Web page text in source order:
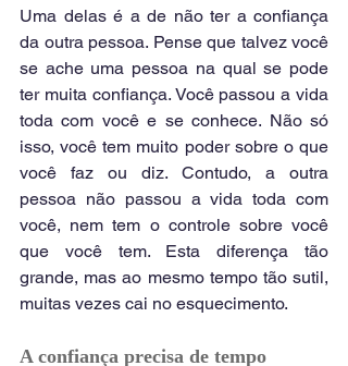
Uma delas é a de não ter a confiança
da outra pessoa. Pense que talvez você
se ache uma pessoa na qual se pode
ter muita confiança. Você passou a vida
toda com você e se conhece. Não só
isso, você tem muito poder sobre o que
você faz ou diz. Contudo, a outra
pessoa não passou a vida toda com
você, nem tem o controle sobre você
que você tem. Esta diferença tão
grande, mas ao mesmo tempo tão sutil,
muitas vezes cai no esquecimento.
A confiança precisa de tempo